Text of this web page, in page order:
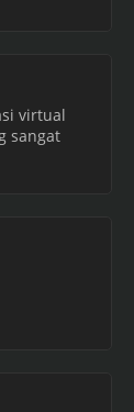
virtual
sangat